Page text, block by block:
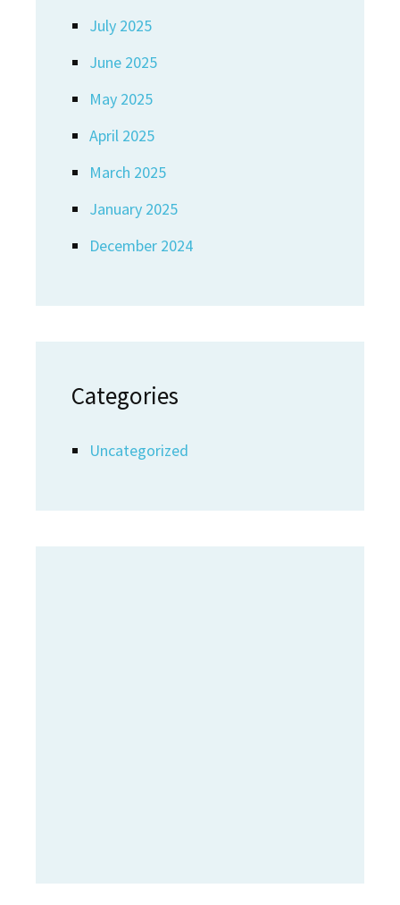
July 2025
June 2025
May 2025
April 2025
March 2025
January 2025
December 2024
Categories
Uncategorized